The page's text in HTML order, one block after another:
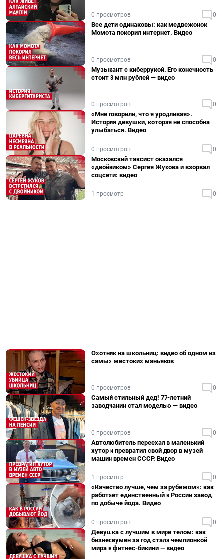
0 просмотров 0
Все дети одинаковы: как медвежонок
Момота покорил интернет. Видео
0 просмотров 0
Музыкант с киберрукой. Его конечность
стоит 3 млн рублей — видео
0 просмотров 0
«Мне говорили, что я уродливая».
История девушки, которая не способна
улыбаться. Видео
0 просмотров 0
Московский таксист оказался
«двойником» Сергея Жукова и взорвал
соцсети: видео
1 просмотр 0
Охотник на школьниц: видео об одном из
самых жестоких маньяков
0 просмотров 0
Самый стильный дед! 77-летний
заводчанин стал моделью — видео
0 просмотров 0
Автолюбитель переехал в маленький
хутор и превратил свой двор в музей
машин времен СССР. Видео
1 просмотр 0
«Качество лучше, чем за рубежом»: как
работает единственный в России завод
по добыче йода. Видео
0 просмотров 0
Девушка с лучшим в мире телом: как
бизнесвумен за год стала чемпионкой
мира в фитнес-бикини — видео